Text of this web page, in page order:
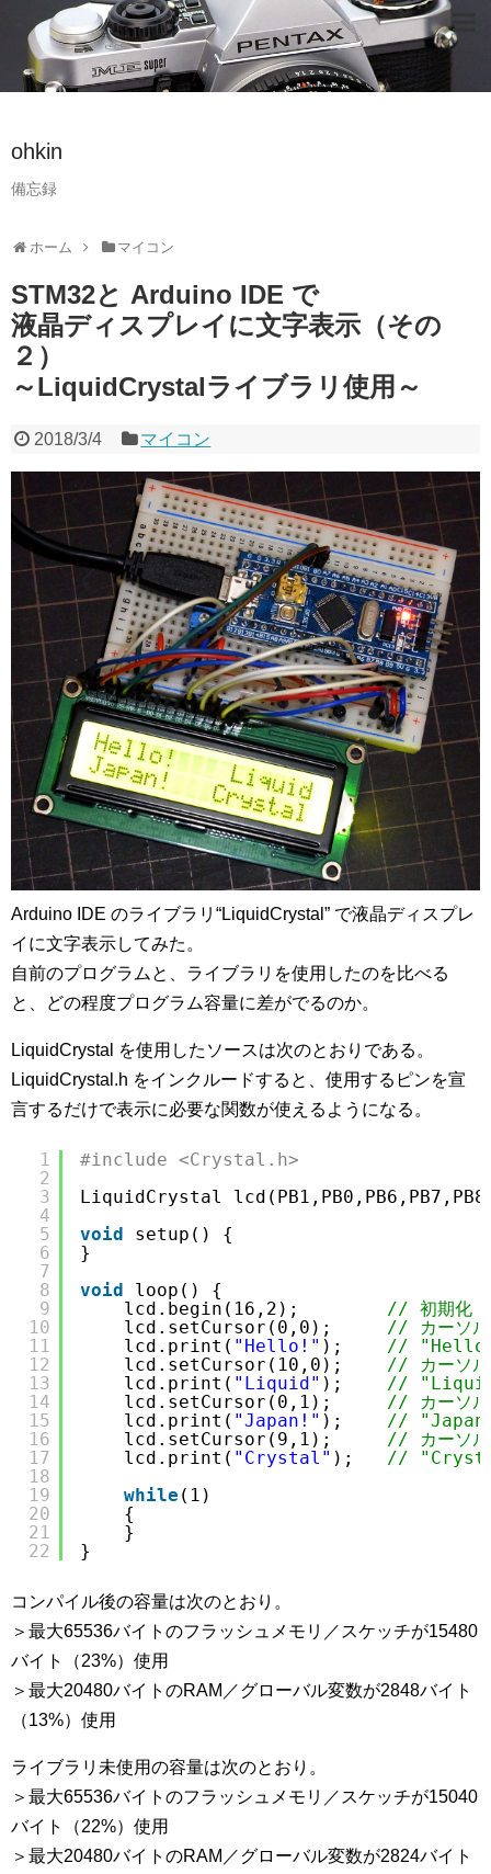
ohkin
備忘録
ホーム マイコン
STM32と Arduino IDE で
液晶ディスプレイに文字表示（その
２）
～LiquidCrystalライブラリ使用～
2018/3/4 マイコン
Arduino IDE のライブラリ“LiquidCrystal” で液晶ディスプレ
イに文字表示してみた。
自前のプログラムと、ライブラリを使用したのを比べる
と、どの程度プログラム容量に差がでるのか。
LiquidCrystal を使用したソースは次のとおりである。
LiquidCrystal.h をインクルードすると、使用するピンを宣
言するだけで表示に必要な関数が使えるようになる。
1
2
3
4
5
6
7
8
9
10
11
12
13
14
15
16
17
18
19
20
21
22
#include <Crystal.h>
LiquidCrystal
void
setup() {
}
void
loop() {
lcd.begin(16,2);
// 初期化
lcd.setCursor(0,0);
// カーソ
lcd.print( "Hello!" );
//
lcd.setCursor(10,0);
// カーソ
lcd.print( "Liquid" );
//
lcd.setCursor(0,1);
// カーソ
lcd.print( "Japan!" );
//
lcd.setCursor(9,1);
// カーソ
lcd.print( "Crystal" );
//
while (1)
{
}
}
コンパイル後の容量は次のとおり。
＞最大65536バイトのフラッシュメモリ／スケッチが15480
バイト（23%）使用
＞最大20480バイトのRAM／グローバル変数が2848バイト
（13%）使用
ライブラリ未使用の容量は次のとおり。
＞最大65536バイトのフラッシュメモリ／スケッチが15040
バイト（22%）使用
＞最大20480バイトのRAM／グローバル変数が2824バイト